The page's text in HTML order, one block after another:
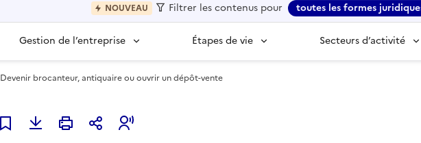
NOUVEAU Filtrer les contenus pour toutes les formes
Gestion de l’entreprise Étapes de vie Secteurs d’activité
Devenir brocanteur, antiquaire ou ouvrir un dépôt-vente
Ajouter à mes favoris